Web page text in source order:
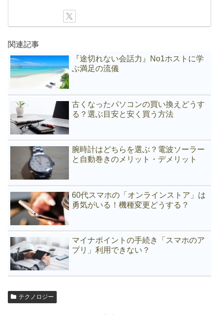
関連記事
『途切れない会話力』No1ホストに学
ぶ満足の流儀
古くなったパソコンの買い換えどうす
る？選ぶ目安と安く買う方法
腕時計はどちらを選ぶ？電波ソーラー
と自動巻きのメリット・デメリット
60代スマホの「オンラインストア」は
勇気がいる！機種変更どうする？
マイナポイントの手続き「スマホのア
プリ」利用できない？
テクノロジー